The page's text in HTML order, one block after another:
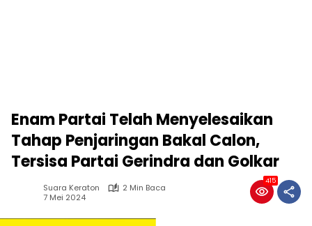
Enam Partai Telah Menyelesaikan
Tahap Penjaringan Bakal Calon,
Tersisa Partai Gerindra dan Golkar
Suara Keraton
2 Min Baca
7 Mei 2024
415